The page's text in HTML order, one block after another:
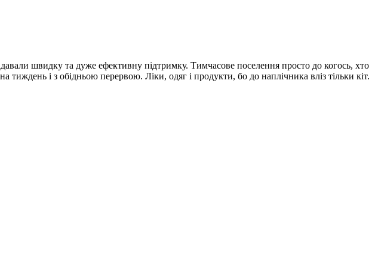
швидку та дуже ефективну підтримку. Тимчасове поселення просто до когось, хто
і з обідньою перервою. Ліки, одяг і продукти, бо до наплічника вліз тільки кіт.